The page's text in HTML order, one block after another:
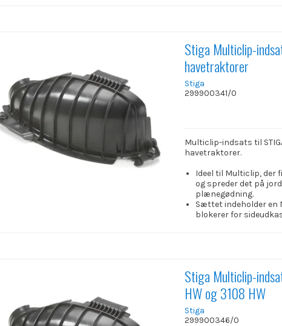
Stiga Multiclip-
havetraktorer
Stiga
299900341/0
Multiclip-indsats til
havetraktorer.
Ideel til Multiclip,
og spreder det på
plænegødning.
Sættet indeholder en
blokerer for
Stiga Multiclip-
HW og 3108 HW
Stiga
299900346/0